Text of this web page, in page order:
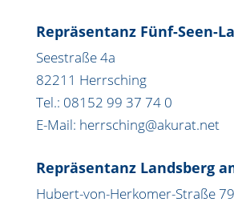
Repräsentanz Fünf-Seen-
Seestraße 4a
82211 Herrsching
Tel.: 08152 99 37 74 0
E-Mail: herrsching@akurat.net
Repräsentanz Landsberg
Hubert-von-Herkomer-Straße 79